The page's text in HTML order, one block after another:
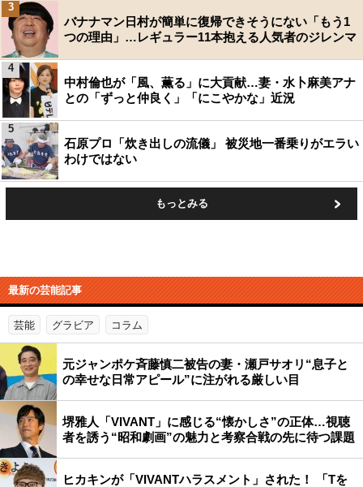
バナナマン日村が簡単に復帰できそうにない「もう1
つの理由」…レギュラー11本抱える人気者のジレンマ
3
中村倫也が「風、薫る」に大貢献…妻・水卜麻美アナ
との「ずっと仲良く」「にこやかな」近況
4
石原プロ「炊き出しの流儀」 被災地一番乗りがエラい
わけではない
5
もっとみる
最新の芸能記事
芸能 グラビア コラム
元ジャンポケ斉藤慎二被告の妻・瀬戸サオリ“息子と
の幸せな日常アピール”に注がれる厳しい目
堺雅人「VIVANT」に感じる“懐かしさ”の正体…視聴
者を誘う“昭和劇画”の魅力と考察合戦の先に待つ課題
ヒカキンが「VIVANTハラスメント」された！ 「Tを